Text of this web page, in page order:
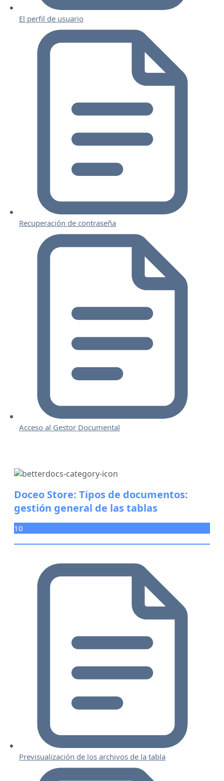
El perfil de usuario
Recuperación de contraseña
Acceso al Gestor Documental
Doceo Store: Tipos de documentos:
gestión general de las tablas
10
Previsualización de los archivos de la tabla